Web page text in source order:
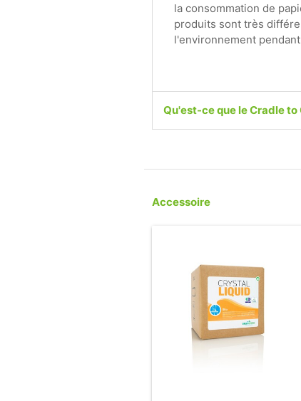
la consommation de
produits sont très
l'environnement
Qu'est-ce que le Cradle to
Accessoire